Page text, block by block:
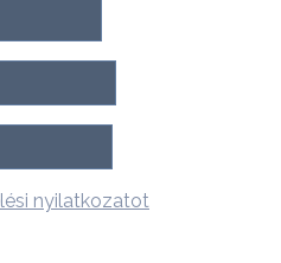
nyilatkozatot